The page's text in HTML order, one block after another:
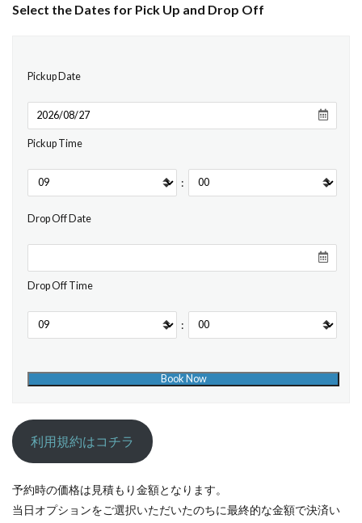
Select the Dates for Pick Up and Drop Off
Pickup Date
Pickup Time
:
Drop Off Date
Drop Off Time
:
利用規約はコチラ
予約時の価格は見積もり金額となります。
当日オプションをご選択いただいたのちに最終的な金額で決済い